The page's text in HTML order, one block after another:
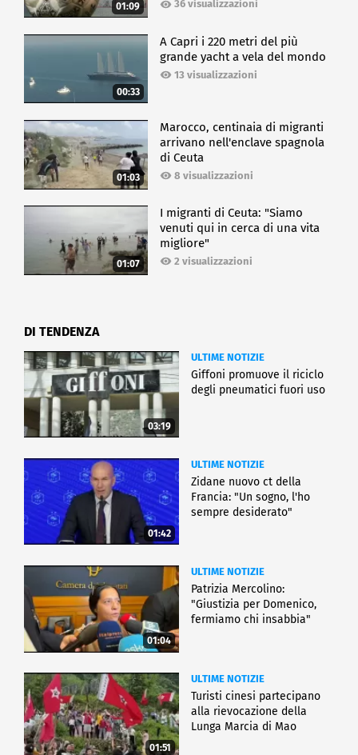
01:09 36 visualizzazioni
00:33
A Capri i 220 metri del più
grande yacht a vela del mondo
13 visualizzazioni
01:03
Marocco, centinaia di migranti
arrivano nell'enclave spagnola
di Ceuta
8 visualizzazioni
01:07
I migranti di Ceuta: "Siamo
venuti qui in cerca di una vita
migliore"
2 visualizzazioni
DI TENDENZA
03:19
ULTIME NOTIZIE
Giffoni promuove il riciclo
degli pneumatici fuori uso
01:42
ULTIME NOTIZIE
Zidane nuovo ct della
Francia: "Un sogno, l'ho
sempre desiderato"
01:04
ULTIME NOTIZIE
Patrizia Mercolino:
"Giustizia per Domenico,
fermiamo chi insabbia"
01:51
ULTIME NOTIZIE
Turisti cinesi partecipano
alla rievocazione della
Lunga Marcia di Mao